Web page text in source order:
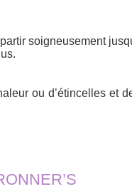
soigneusement
ou d’étincelles et